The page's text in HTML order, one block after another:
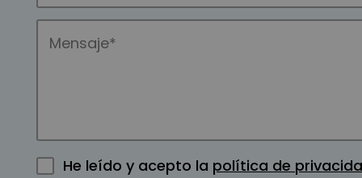
He leído y acepto la política de